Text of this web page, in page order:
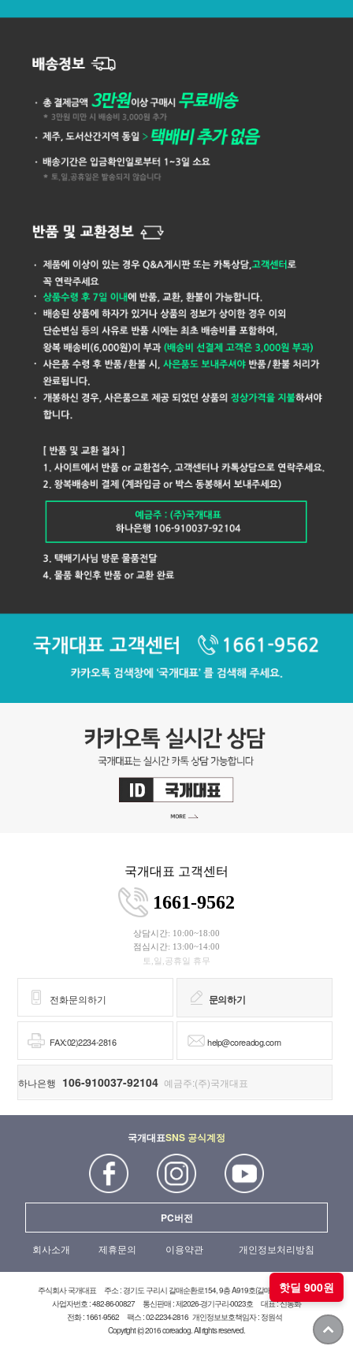
국개대표 고객센터
1661-9562
상담시간: 10:00~18:00
점심시간: 13:00~14:00
토,일,공휴일 휴무
전화문의하기 문의하기
FAX:02)2234-2816 help@coreadog.com
하나은행 106-910037-92104 예금주:(주)국개대표
국개대표SNS 공식계정
PC버전
회사소개 제휴문의 이용약관 개인정보처리방침
주식회사 국개대표
주소 : 경기도 구리시 갈매순환로154, 9층 A919호(갈매현대테라타워)
사업자번호 : 482-86-00827
통신판매 : 제2026-경기구리-0023호
대표 : 신동화
전화 : 1661-9562
팩스 : 02-2234-2816 개인정보보호책임자 : 정원석
Copyright (c) 2016 coreadog. All rights reserved.
핫딜 900원